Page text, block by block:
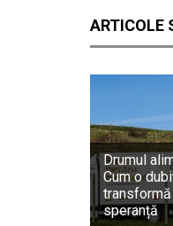
ARTICOLE
Drumul
Cum o
speranță